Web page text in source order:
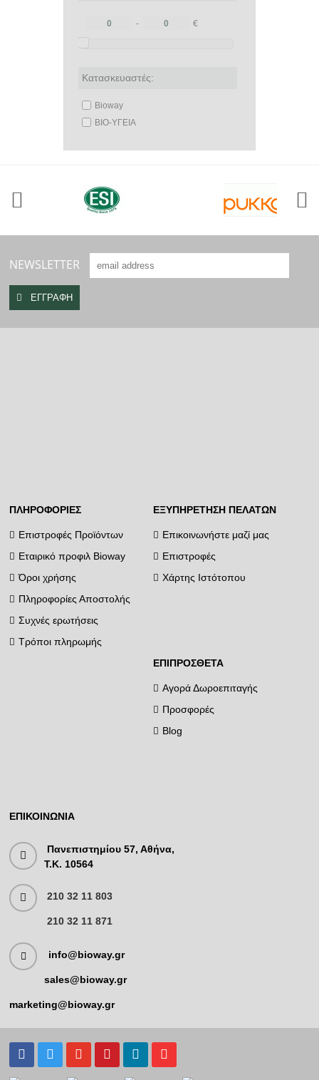
- €
Κατασκευαστές:
Bioway
ΒΙΟ-ΥΓΕΙΑ
NEWSLETTER
ΠΛΗΡΟΦΟΡΊΕΣ
Επιστροφές Προϊόντων
Εταιρικό προφιλ Bioway
Όροι χρήσης
Πληροφορίες Αποστολής
Συχνές ερωτήσεις
Τρόποι πληρωμής
ΕΞΥΠΗΡΈΤΗΣΗ ΠΕΛΑΤΏΝ
Επικοινωνήστε μαζί μας
Επιστροφές
Χάρτης Ιστότοπου
ΕΠΙΠΡΌΣΘΕΤΑ
Αγορά Δωροεπιταγής
Προσφορές
Blog
ΕΠΙΚΟΙΝΩΝΊΑ
Πανεπιστημίου 57, Αθήνα,
T.K. 10564
210 32 11 803
210 32 11 871
info@bioway.gr
sales@bioway.gr
marketing@bioway.gr